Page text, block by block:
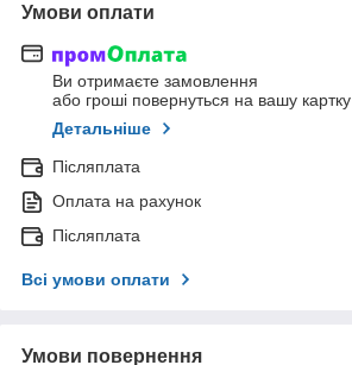
Умови оплати
Ви отримаєте замовлення
або гроші повернуться на вашу картку
Детальніше
Післяплата
Оплата на рахунок
Післяплата
Всі умови оплати
Умови повернення